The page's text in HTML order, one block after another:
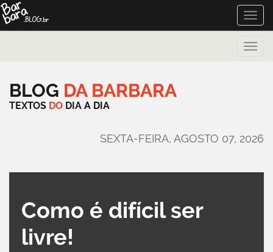
Toggle
Toggle
BLOG DA BARBARA
TEXTOS DO DIA A DIA
SEXTA-FEIRA, AGOSTO 07, 2026
Como é difícil ser
livre!